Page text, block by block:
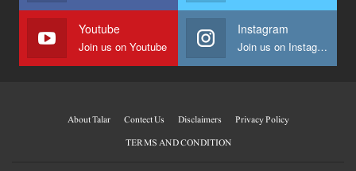
Youtube
Join us on Youtube
Instagram
Join us on Instagram
About Talar Contect Us Disclaimers
Privacy Policy
TERMS AND CONDITION